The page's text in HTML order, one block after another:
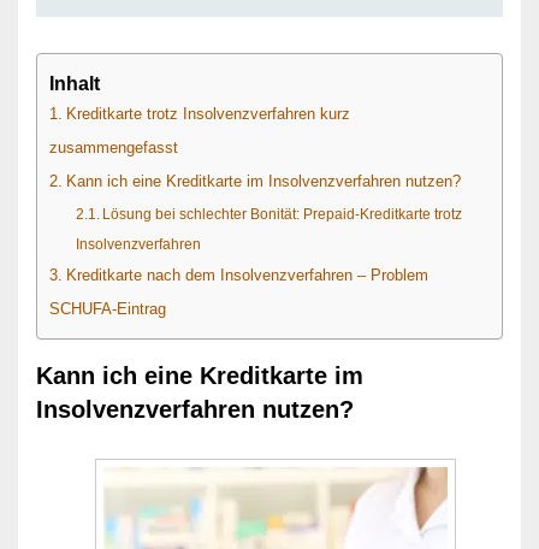
Inhalt
Kreditkarte trotz Insolvenzverfahren kurz
zusammengefasst
Kann ich eine Kreditkarte im Insolvenzverfahren nutzen?
Lösung bei schlechter Bonität: Prepaid-Kreditkarte trotz
Insolvenzverfahren
Kreditkarte nach dem Insolvenzverfahren – Problem
SCHUFA-Eintrag
Kann ich eine Kreditkarte im
Insolvenzverfahren nutzen?